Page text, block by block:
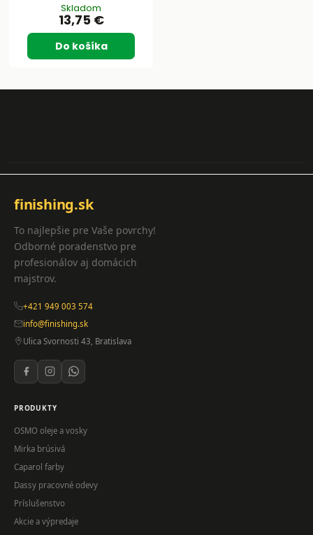
Skladom
13,75 €
Do košíka
finishing.sk
To najlepšie pre Vaše povrchy!
Odborné poradenstvo pre
profesionálov aj domácich
majstrov.
+421 949 003 574
info@finishing.sk
Ulica Svornosti 43, Bratislava
PRODUKTY
OSMO oleje a vosky
Mirka brúsivá
Caparol farby
Dassy pracovné odevy
Príslušenstvo
Akcie a výpredaje